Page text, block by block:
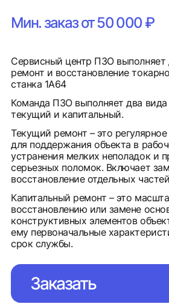
Мин. заказ от 50 000 ₽
Сервисный центр ПЗО выполняет
ремонт и восстановление
станка 1А64
Команда ПЗО выполняет два вида
текущий и капитальный.
Текущий ремонт – это
для поддержания объекта в
устранения мелких неполадок и
серьезных поломок. Включает
восстановление отдельных
Капитальный ремонт – это
восстановлению или замене
конструктивных элементов
ему первоначальные
срок службы.
Заказать